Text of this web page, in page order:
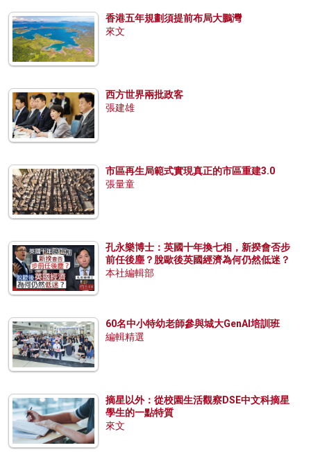
香港五年規劃須提前布局大鵬灣
來文
西方世界兩批政客
張建雄
市區再生局範式實現真正的市區重建3.0
張量童
孔永樂博士：英國十年換七相，新揆會否步
前任後塵？脫歐後英國經濟為何仍然低迷？
本社編輯部
60名中小特幼老師參與城大GenAI培訓班
編輯精選
摘星以外：從校園生活觀察DSE中文科摘星
學生的一點特質
來文